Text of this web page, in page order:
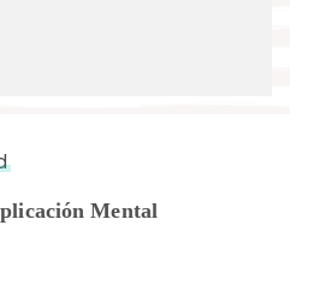
Mental